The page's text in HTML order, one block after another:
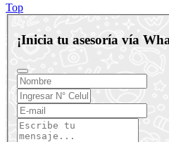
Top
¡Inicia tu asesoría vía